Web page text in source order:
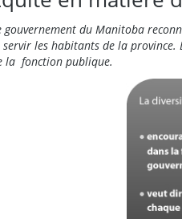
gouvernement du Manitoba
servir les habitants de la
la fonction publique.